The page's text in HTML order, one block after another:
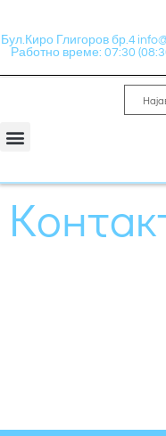
Бул.Киро Глигоров бр.4
Работно време: 07:30